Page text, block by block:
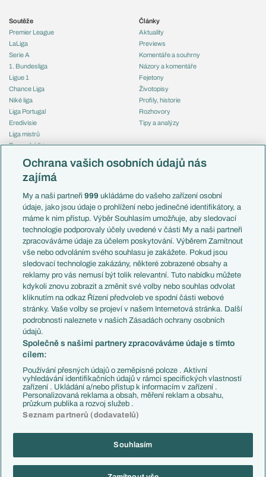
Soutěže
Premier League
LaLiga
Serie A
1. Bundesliga
Ligue 1
Chance Liga
Niké liga
Liga Portugal
Eredivisie
Liga mistrů
Evropská liga
Mistrovství světa
Liga národů
Témata
Představení týmů MS
EuroSkauting
PL v kostce
Evropské koeficienty
Přestupy
Přestupové spekulace
Zranění
Kluby
Arsenal FC
Chelsea FC
Manchester United
AC Milán
Juventus FC
Bayern Mnichov
FC Barcelona
Real Madrid
Články
Aktuality
Previews
Komentáře a souhrny
Názory a komentáře
Fejetony
Životopisy
Profily, historie
Rozhovory
Tipy a analýzy
Česko
Francie
Itálie
Německo
Španělsko
Argentina
Brazílie
Přestupy
Zápasy
Livescore
Tipovací soutěž
Copyright © 2001-2026 EuroFotbal.cz. Využíváme zpravodajství ČTK.
Informace o zpracování osobních údajů
Ochrana vašich osobních údajů nás
zajímá
My a naši partneři999 ukládáme do vašeho zařízení osobní
údaje, jako jsou údaje o prohlížení nebo jedinečné identifikátory, a
máme k nim přístup. Výběr Souhlasím umožňuje, aby sledovací
technologie podporovaly účely uvedené v části My a naši partneři
zpracováváme údaje za účelem poskytování. Výběrem Zamítnout
vše nebo odvoláním svého souhlasu je zakážete. Pokud jsou
sledovací technologie zakázány, některé zobrazené obsahy a
reklamy pro vás nemusí být tolik relevantní. Tuto nabídku můžete
kdykoli znovu zobrazit a změnit své volby nebo souhlas odvolat
kliknutím na odkaz Řízení předvoleb ve spodní části webové
stránky. Vaše volby se projeví v našem Internetová stránka. Další
podrobnosti naleznete v našich Zásadách ochrany osobních
údajů.
Společně s našimi partnery zpracováváme údaje s tímto
cílem:
Používání přesných údajů o zeměpisné poloze . Aktivní
vyhledávání identifikačních údajů v rámci specifických vlastností
zařízení . Ukládání a/nebo přístup k informacím v zařízení .
Personalizovaná reklama a obsah, měření reklam a obsahu,
průzkum publika a rozvoj služeb .
Seznam partnerů (dodavatelů)
Souhlasím